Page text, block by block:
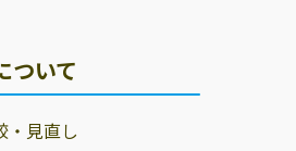
ついて
・見直し